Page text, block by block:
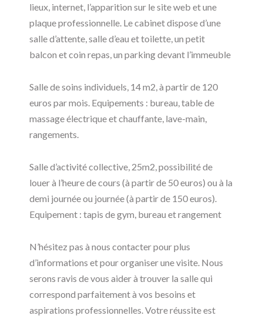
lieux, internet, l’apparition sur le site web et une
plaque professionnelle. Le cabinet dispose d’une
salle d’attente, salle d’eau et toilette, un petit
balcon et coin repas, un parking devant l’immeuble
Salle de soins individuels, 14 m2, à partir de 120
euros par mois. Equipements : bureau, table de
massage électrique et chauffante, lave-main,
rangements.
Salle d’activité collective, 25m2, possibilité de
louer à l’heure de cours (à partir de 50 euros) ou à la
demi journée ou journée (à partir de 150 euros).
Equipement : tapis de gym, bureau et rangement
N’hésitez pas à nous contacter pour plus
d’informations et pour organiser une visite. Nous
serons ravis de vous aider à trouver la salle qui
correspond parfaitement à vos besoins et
aspirations professionnelles. Votre réussite est